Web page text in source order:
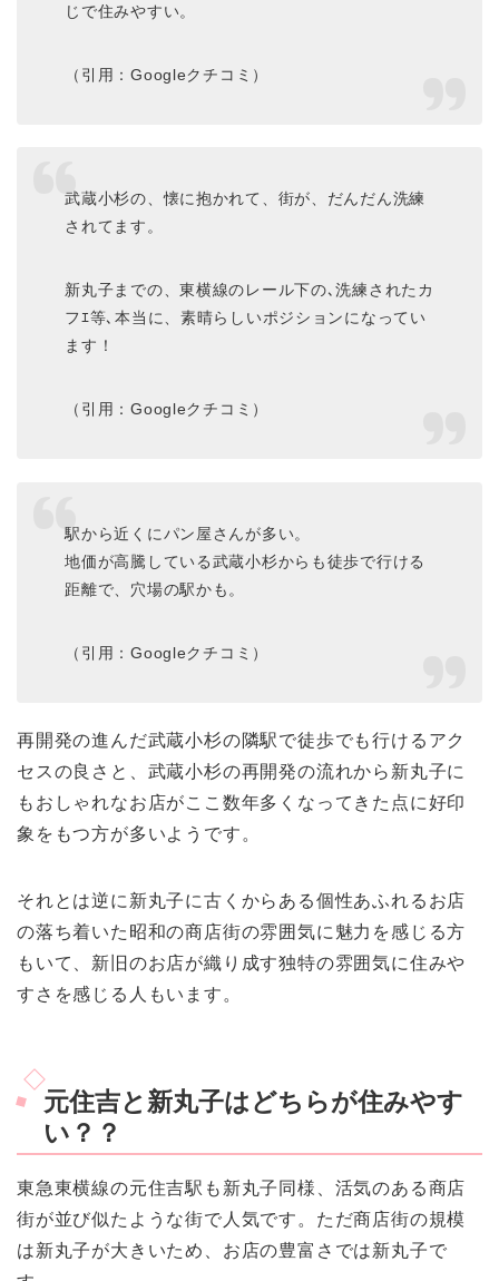
じで住みやすい。
（引用：Googleクチコミ）
武蔵小杉の、懐に抱かれて、街が、だんだん洗練
されてます。
新丸子までの、東横線のレール下の､洗練されたカ
フｴ等､本当に、素晴らしいポジションになってい
ます！
（引用：Googleクチコミ）
駅から近くにパン屋さんが多い。
地価が高騰している武蔵小杉からも徒歩で行ける
距離で、穴場の駅かも。
（引用：Googleクチコミ）
再開発の進んだ武蔵小杉の隣駅で徒歩でも行けるアク
セスの良さと、武蔵小杉の再開発の流れから新丸子に
もおしゃれなお店がここ数年多くなってきた点に好印
象をもつ方が多いようです。
それとは逆に新丸子に古くからある個性あふれるお店
の落ち着いた昭和の商店街の雰囲気に魅力を感じる方
もいて、新旧のお店が織り成す独特の雰囲気に住みや
すさを感じる人もいます。
元住吉と新丸子はどちらが住みやす
い？？
東急東横線の元住吉駅も新丸子同様、活気のある商店
街が並び似たような街で人気です。ただ商店街の規模
は新丸子が大きいため、お店の豊富さでは新丸子で